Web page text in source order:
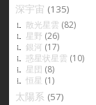
深宇宙 (135)
散光星雲 (82)
星野 (26)
銀河 (17)
惑星状星雲 (10)
星団 (8)
恒星 (1)
太陽系 (57)